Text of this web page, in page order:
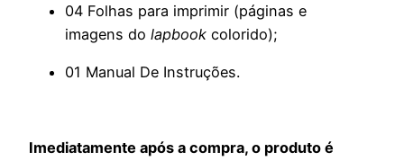
04 Folhas para imprimir (páginas e
imagens do lapbook colorido);
01 Manual De Instruções.
Imediatamente após a compra, o produto é